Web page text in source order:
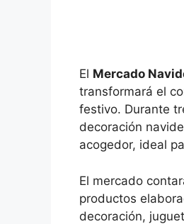
El Mercado
transformará el
festivo. Durante
decoración
acogedor, ideal
El mercado
productos
decoración,